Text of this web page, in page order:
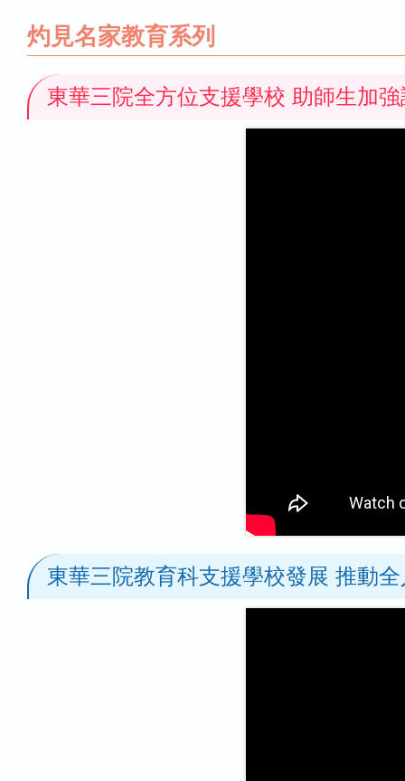
灼見名家教育系列
東華三院全方位支援學校 助師生加
東華三院教育科支援學校發展 推動